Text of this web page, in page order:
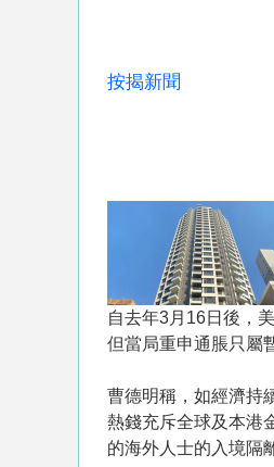
按揭新聞
自去年3月16日後，
但當局重申通脹只屬
曹德明稱，如經濟持
熱錢充斥全球及本港
的海外人士的入境隔